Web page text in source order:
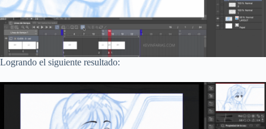
Logrando el siguiente resultado: